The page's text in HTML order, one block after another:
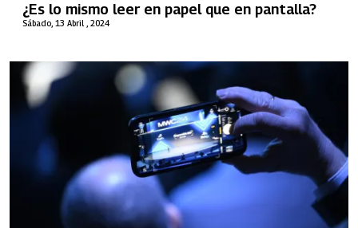
Sábado, 13 Abril , 2024
¿Es lo mismo leer en papel que en pantalla?